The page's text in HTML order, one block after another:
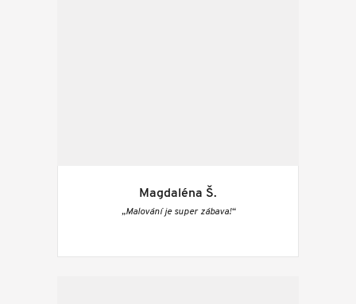
Magdaléna Š.
„Malování je super zábava!“